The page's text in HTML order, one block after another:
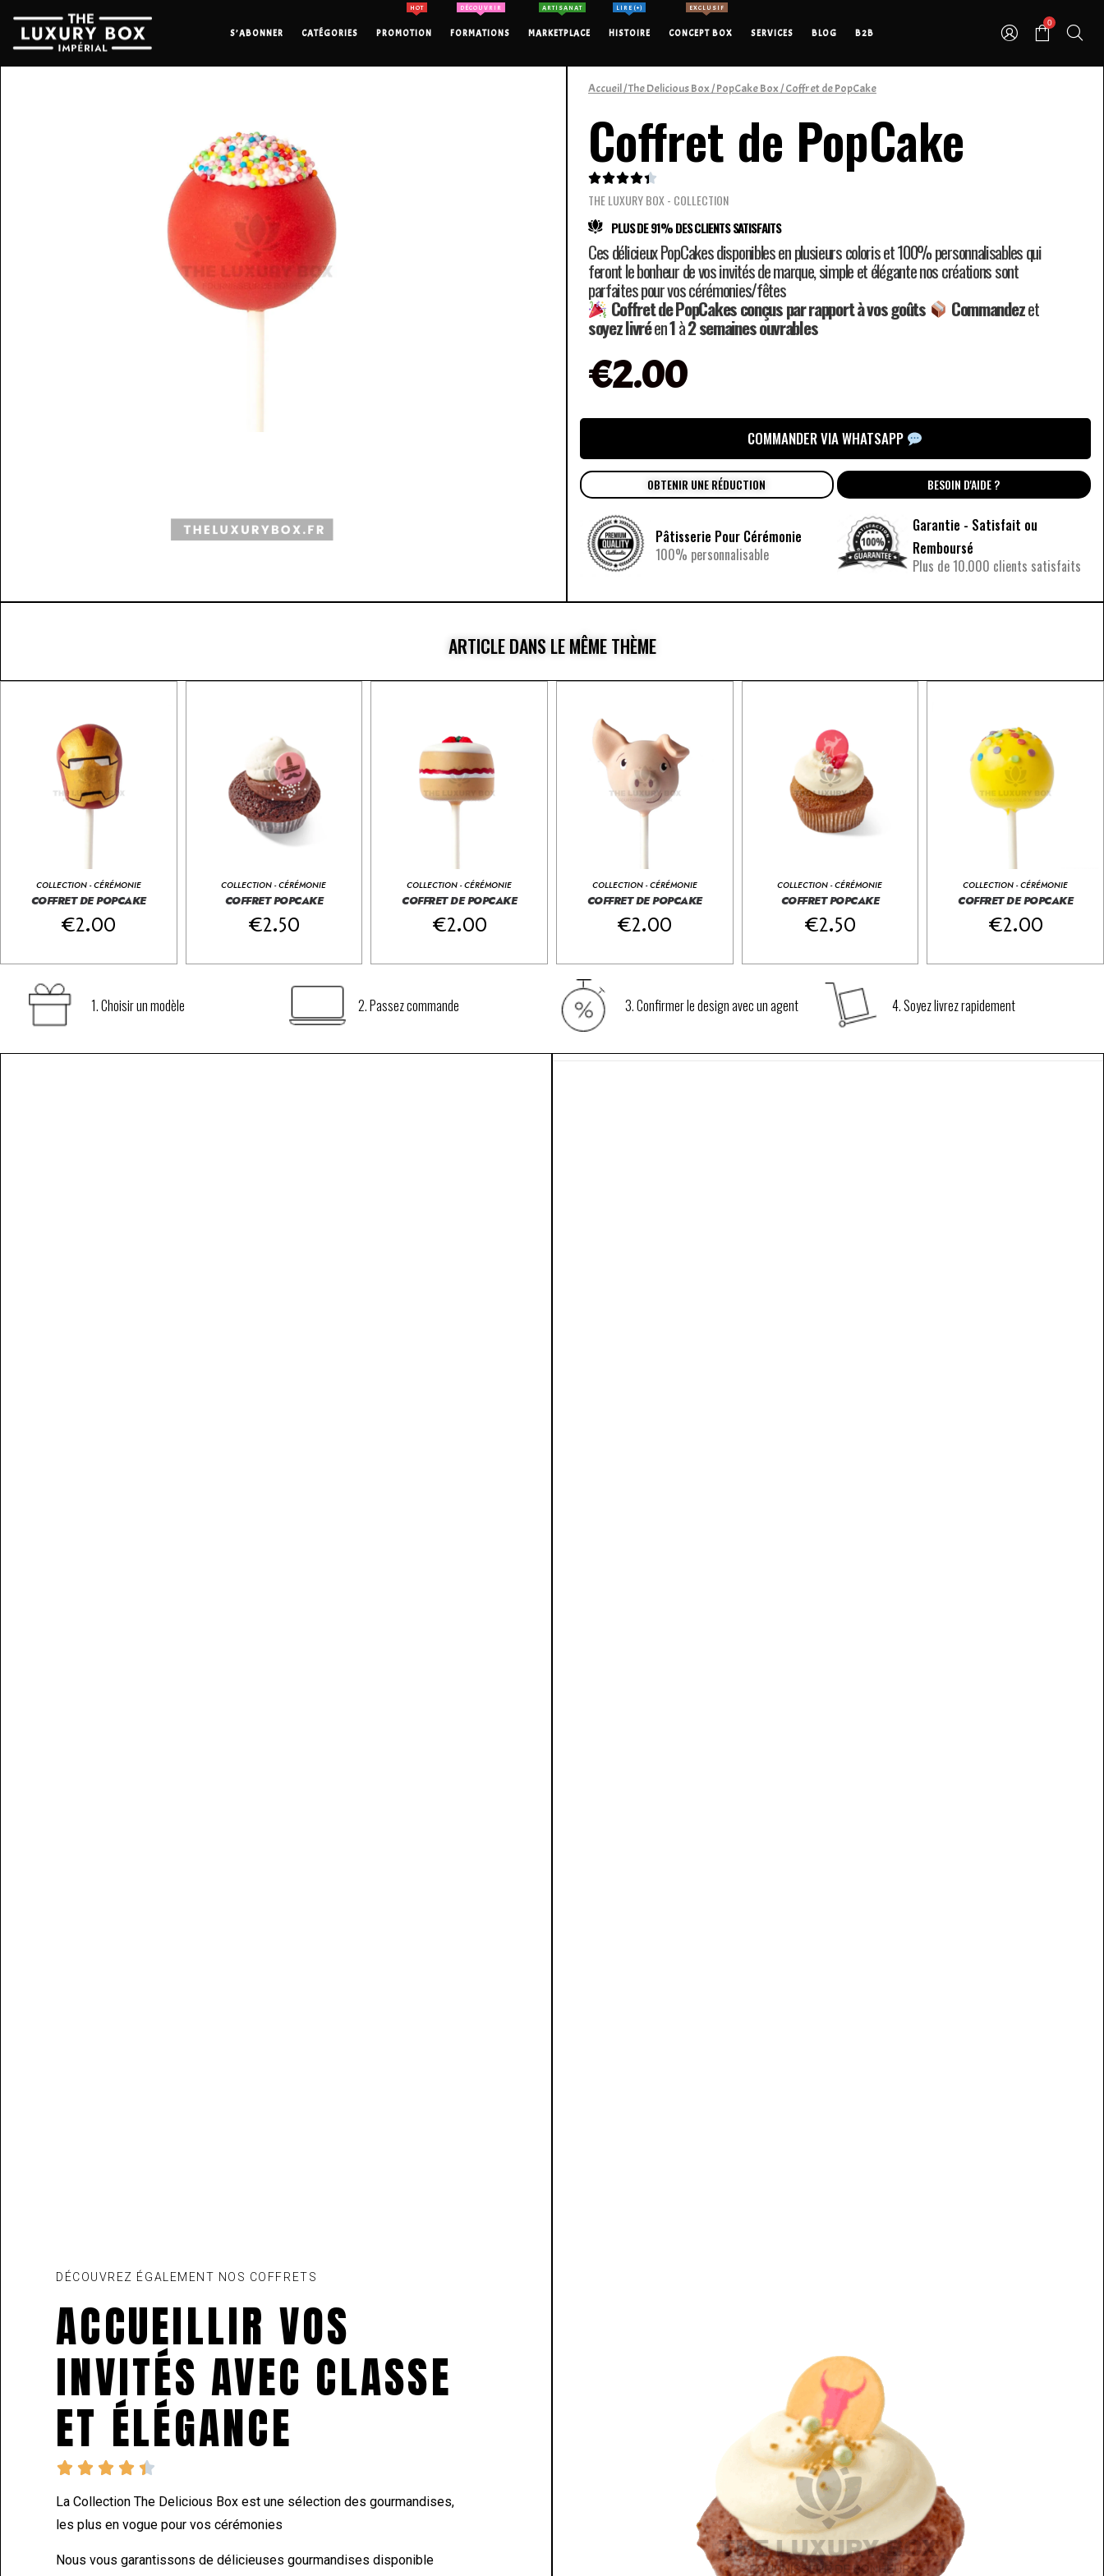
S’ABONNER CATÉGORIES PROMOTION
HOT
FORMATIONS
DÉCOUVRIR
MARKETPLACE
ARTISANAT
HISTOIRE
LIRE (+)
CONCEPT BOX
EXCLUSIF
SERVICES BLOG B2B
0
Accueil/The Delicious Box/PopCake Box/ Coffret de PopCake
Coffret de PopCake

THE LUXURY BOX - COLLECTION
PLUS DE 91% DES CLIENTS SATISFAITS
Ces délicieux PopCakes disponibles en plusieurs coloris et 100% personnalisables qui
feront le bonheur de vos invités de marque, simple et élégante nos créations sont
parfaites pour vos cérémonies/fêtes
Coffret de PopCakes conçus par rapport à vos goûts Commandezet
soyezlivréen1à2 semaines ouvrables
€2.00
COMMANDER VIA WHATSAPP
OBTENIR UNE RÉDUCTION BESOIN D'AIDE ?
Pâtisserie Pour Cérémonie
100% personnalisable
Garantie - Satisfait ou
Remboursé
Plus de 10.000 clients satisfaits
ARTICLE DANS LE MÊME THÈME
COLLECTION - CÉRÉMONIE
COFFRET DE POPCAKE
€2.00
COLLECTION - CÉRÉMONIE
COFFRET POPCAKE
€2.50
COLLECTION - CÉRÉMONIE
COFFRET DE POPCAKE
€2.00
COLLECTION - CÉRÉMONIE
COFFRET DE POPCAKE
€2.00
COLLECTION - CÉRÉMONIE
COFFRET POPCAKE
€2.50
COLLECTION - CÉRÉMONIE
COFFRET DE POPCAKE
€2.00
Coffret de PopCake

AJOUTEZ AU PANIER
Coffret de PopCake
 
AJOUTEZ AU PANIER
1. Choisir un modèle 2. Passez commande 3. Confirmer le design avec un agent 4. Soyez livrez rapidement
DÉCOUVREZ ÉGALEMENT NOS COFFRETS
ACCUEILLIR VOS
INVITÉS AVEC CLASSE
ET ÉLÉGANCE
    
La Collection The Delicious Box est une sélection des gourmandises,
les plus en vogue pour vos cérémonies
Nous vous garantissons de délicieuses gourmandises disponible